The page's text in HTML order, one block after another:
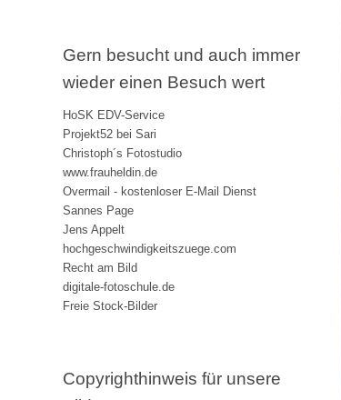
Gern besucht und auch immer
wieder einen Besuch wert
HoSK EDV-Service
Projekt52 bei Sari
Christoph´s Fotostudio
www.frauheldin.de
Overmail - kostenloser E-Mail Dienst
Sannes Page
Jens Appelt
hochgeschwindigkeitszuege.com
Recht am Bild
digitale-fotoschule.de
Freie Stock-Bilder
Copyrighthinweis für unsere